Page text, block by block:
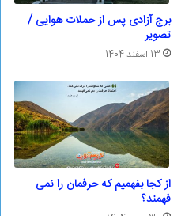
برج آزادی پس از حملات هوایی /
تصویر
13 اسفند 1404
از کجا بفهمیم که حرفمان را نمی
فهمند؟